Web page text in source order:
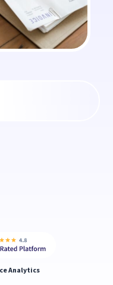
Analytics